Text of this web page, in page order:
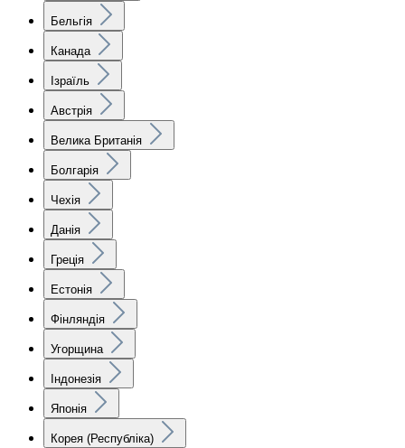
Бельгія
Канада
Ізраїль
Австрія
Велика Британія
Болгарія
Чехія
Данія
Греція
Естонія
Фінляндія
Угорщина
Індонезія
Японія
Корея (Республіка)